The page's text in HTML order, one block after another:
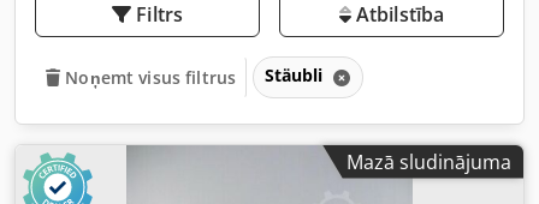
Filtrs Atbilstība
Noņemt visus filtrus Stäubli
Mazā sludinājuma